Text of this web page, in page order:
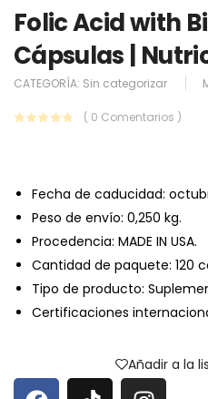
Folic Acid with
Cápsulas |
CATEGORÍA: Sin categorizar
( 0 Comentarios )
Fecha de caducidad:
Peso de envío: 0,250 kg.
Procedencia: MADE IN USA.
Cantidad de paquete: 120
Tipo de producto:
Certificaciones
Añadir a la